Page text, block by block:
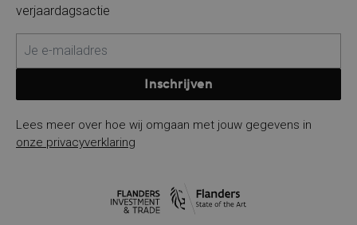
verjaardagsactie
Inschrijven
Lees meer over hoe wij omgaan met jouw gegevens in
onze privacyverklaring